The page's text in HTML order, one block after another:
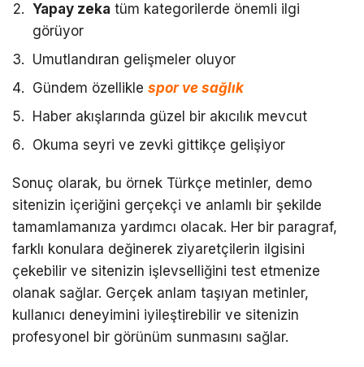
Yapay zeka tüm kategorilerde önemli ilgi
görüyor
Umutlandıran gelişmeler oluyor
Gündem özellikle spor ve sağlık
Haber akışlarında güzel bir akıcılık mevcut
Okuma seyri ve zevki gittikçe gelişiyor
Sonuç olarak, bu örnek Türkçe metinler, demo
sitenizin içeriğini gerçekçi ve anlamlı bir şekilde
tamamlamanıza yardımcı olacak. Her bir paragraf,
farklı konulara değinerek ziyaretçilerin ilgisini
çekebilir ve sitenizin işlevselliğini test etmenize
olanak sağlar. Gerçek anlam taşıyan metinler,
kullanıcı deneyimini iyileştirebilir ve sitenizin
profesyonel bir görünüm sunmasını sağlar.